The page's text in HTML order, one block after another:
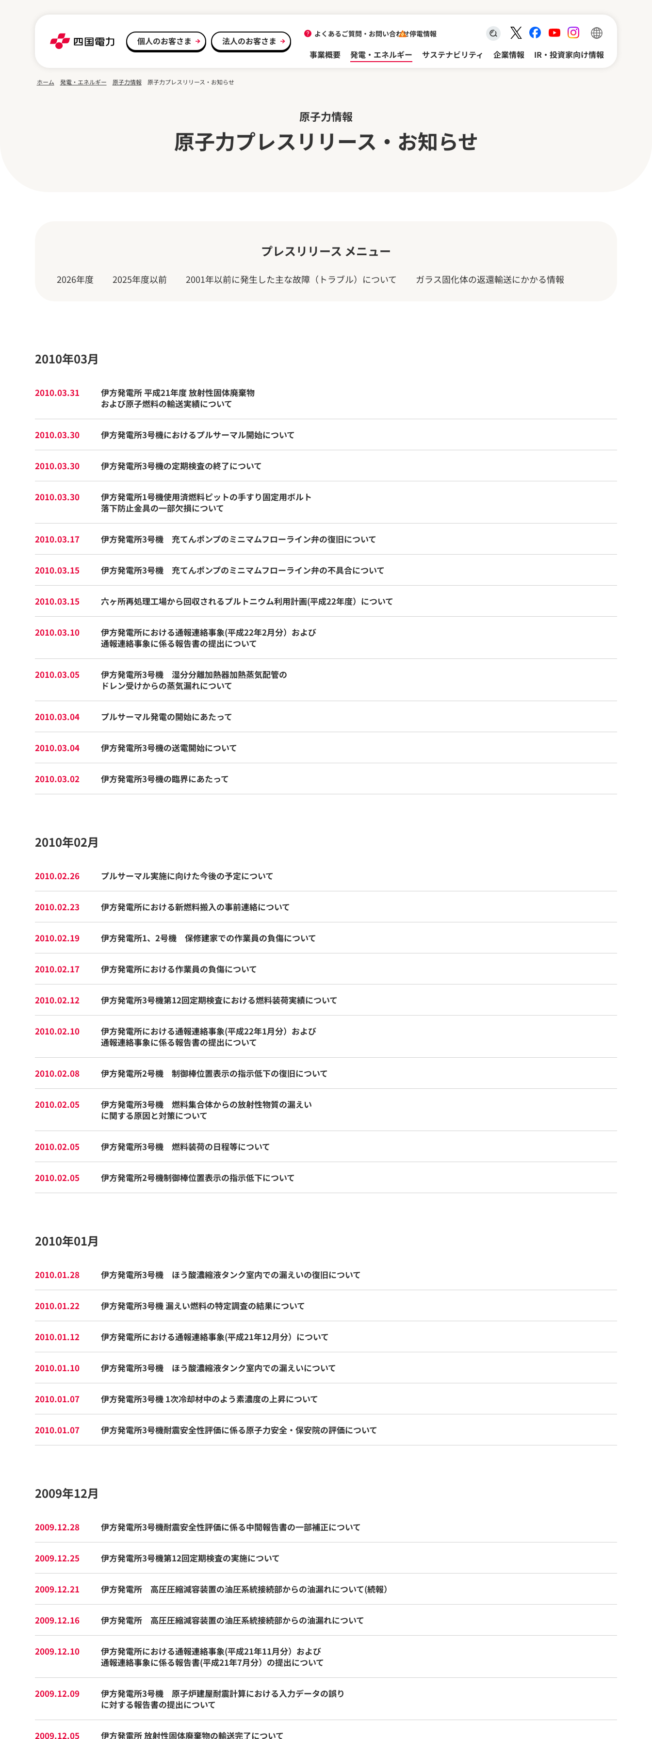
個人のお客さま
法人のお客さま
事業概要
発電・エネルギー サステナビリティ 企業情報 IR・投資家向け情報
よくあるご質問・ お問い合わせ停電情報
検索キーワード入力
ホーム 発電・エネルギー 原子力情報 原子力プレスリリース・お知らせ
原子力情報
原子力プレスリリース・お知らせ
プレスリリース メニュー
2026年度 2025年度以前 2001年以前に発生した主な故障（トラブル）について ガラス固化体の返還輸送にかかる情報
2010年03月
2010.03.31
伊方発電所 平成21年度 放射性固体廃棄物
および原子燃料の輸送実績について
2010.03.30 伊方発電所3号機におけるプルサーマル開始について
2010.03.30 伊方発電所3号機の定期検査の終了について
2010.03.30
伊方発電所1号機使用済燃料ピットの手すり固定用ボルト
落下防止金具の一部欠損について
2010.03.17 伊方発電所3号機 充てんポンプのミニマムフローライン弁の復旧について
2010.03.15 伊方発電所3号機 充てんポンプのミニマムフローライン弁の不具合について
2010.03.15 六ヶ所再処理工場から回収されるプルトニウム利用計画(平成22年度）について
2010.03.10
伊方発電所における通報連絡事象(平成22年2月分）および
通報連絡事象に係る報告書の提出について
2010.03.05
伊方発電所3号機 湿分分離加熱器加熱蒸気配管の
ドレン受けからの蒸気漏れについて
2010.03.04 プルサーマル発電の開始にあたって
2010.03.04 伊方発電所3号機の送電開始について
2010.03.02 伊方発電所3号機の臨界にあたって
2010年02月
2010.02.26 プルサーマル実施に向けた今後の予定について
2010.02.23 伊方発電所における新燃料搬入の事前連絡について
2010.02.19 伊方発電所1、2号機 保修建家での作業員の負傷について
2010.02.17 伊方発電所における作業員の負傷について
2010.02.12 伊方発電所3号機第12回定期検査における燃料装荷実績について
2010.02.10
伊方発電所における通報連絡事象(平成22年1月分）および
通報連絡事象に係る報告書の提出について
2010.02.08 伊方発電所2号機 制御棒位置表示の指示低下の復旧について
2010.02.05
伊方発電所3号機 燃料集合体からの放射性物質の漏えい
に関する原因と対策について
2010.02.05 伊方発電所3号機 燃料装荷の日程等について
2010.02.05 伊方発電所2号機制御棒位置表示の指示低下について
2010年01月
2010.01.28 伊方発電所3号機 ほう酸濃縮液タンク室内での漏えいの復旧について
2010.01.22 伊方発電所3号機 漏えい燃料の特定調査の結果について
2010.01.12 伊方発電所における通報連絡事象(平成21年12月分）について
2010.01.10 伊方発電所3号機 ほう酸濃縮液タンク室内での漏えいについて
2010.01.07 伊方発電所3号機 1次冷却材中のよう素濃度の上昇について
2010.01.07 伊方発電所3号機耐震安全性評価に係る原子力安全・保安院の評価について
2009年12月
2009.12.28 伊方発電所3号機耐震安全性評価に係る中間報告書の一部補正について
2009.12.25 伊方発電所3号機第12回定期検査の実施について
2009.12.21 伊方発電所 高圧圧縮減容装置の油圧系統接続部からの油漏れについて(続報）
2009.12.16 伊方発電所 高圧圧縮減容装置の油圧系統接続部からの油漏れについて
2009.12.10
伊方発電所における通報連絡事象(平成21年11月分）および
通報連絡事象に係る報告書(平成21年7月分）の提出について
2009.12.09
伊方発電所3号機 原子炉建屋耐震計算における入力データの誤り
に対する報告書の提出について
2009.12.05 伊方発電所 放射性固体廃棄物の輸送完了について